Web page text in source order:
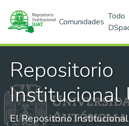
Comunidades
Todo
Repositorio
Institucional
El Repositorio